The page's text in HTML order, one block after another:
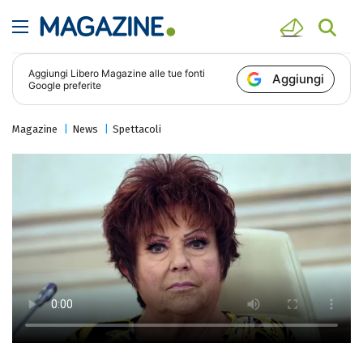
Aggiungi Libero Magazine alle tue fonti
Google preferite
Aggiungi
Magazine News Spettacoli